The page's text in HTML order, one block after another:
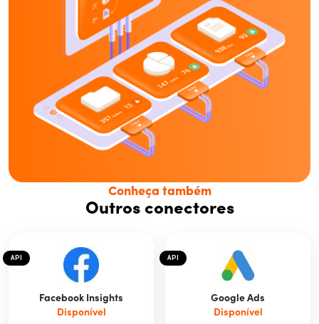
Conheça também
Outros conectores
API
Facebook Insights
Disponível
API
Google Ads
Disponível